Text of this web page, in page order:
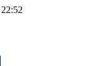
22:52